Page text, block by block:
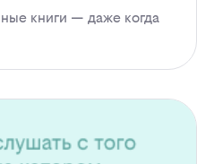
книги — даже когда